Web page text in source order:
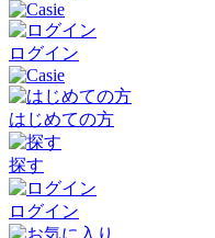
ログイン
はじめての方
探す
ログイン